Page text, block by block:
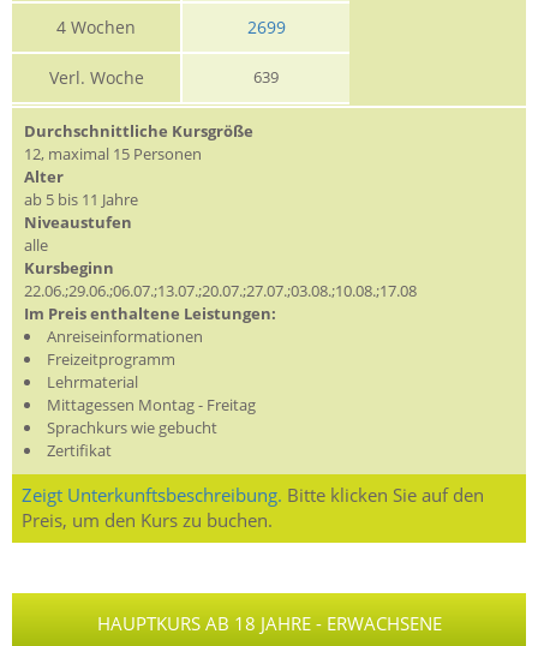
4 Wochen 2699
Verl. Woche 639
Durchschnittliche Kursgröße
12, maximal 15 Personen
Alter
ab 5 bis 11 Jahre
Niveaustufen
alle
Kursbeginn
22.06.;29.06.;06.07.;13.07.;20.07.;27.07.;03.08.;10.08.;17.08
Im Preis enthaltene Leistungen:
Anreiseinformationen
Freizeitprogramm
Lehrmaterial
Mittagessen Montag - Freitag
Sprachkurs wie gebucht
Zertifikat
Zeigt Unterkunftsbeschreibung. Bitte klicken Sie auf den
Preis, um den Kurs zu buchen.
HAUPTKURS AB 18 JAHRE - ERWACHSENE